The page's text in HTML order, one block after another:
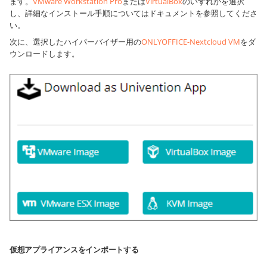
し、詳細なインストール手順についてはドキュメントを参照してくださ
い。
次に、選択したハイパーバイザー用のONLYOFFICE-Nextcloud VMをダ
ウンロードします。
仮想アプライアンスをインポートする